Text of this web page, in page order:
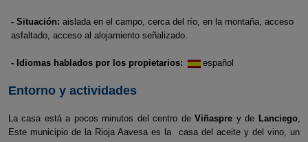
- Situación: aislada en el campo, cerca del río, en la montaña, acceso
asfaltado, acceso al alojamiento señalizado.
- Idiomas hablados por los propietarios: español
Entorno y actividades
La casa está a pocos minutos del centro deViñaspre y de Lanciego,
Este municipio de la Rioja Aavesa es la casa del aceite y del vino, un